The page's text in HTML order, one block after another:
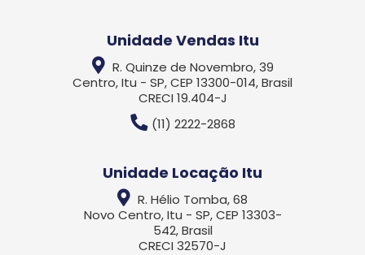
Unidade Vendas Itu
R. Quinze de Novembro, 39
Centro, Itu - SP, CEP 13300-014, Brasil
CRECI 19.404-J
(11) 2222-2868
Unidade Locação Itu
R. Hélio Tomba, 68
Novo Centro, Itu - SP, CEP 13303-
542, Brasil
CRECI 32570-J